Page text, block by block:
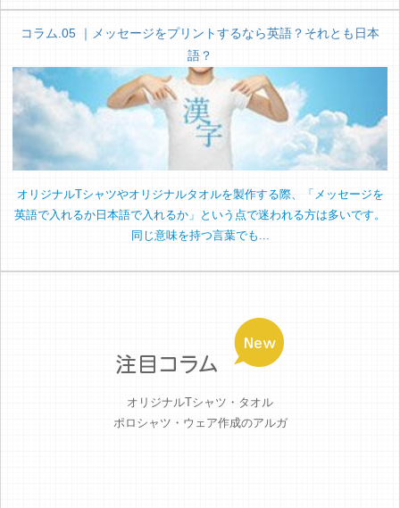
コラム.05 ｜メッセージをプリントするなら英語？それとも日本
語？
オリジナルTシャツやオリジナルタオルを製作する際、「メッセージを
英語で入れるか日本語で入れるか」という点で迷われる方は多いです。
同じ意味を持つ言葉でも...
オリジナルTシャツ・タオル
ポロシャツ・ウェア作成のアルガ